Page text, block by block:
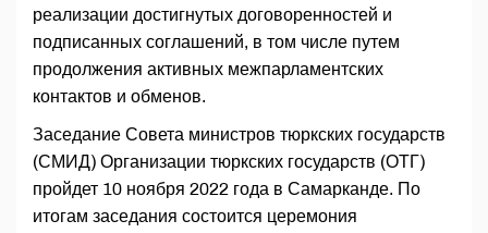
реализации достигнутых договоренностей и
подписанных соглашений, в том числе путем
продолжения активных межпарламентских
контактов и обменов.
Заседание Совета министров тюркских государств
(СМИД) Организации тюркских государств (ОТГ)
пройдет 10 ноября 2022 года в Самарканде. По
итогам заседания состоится церемония